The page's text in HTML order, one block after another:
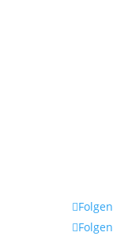
Folgen
Folgen